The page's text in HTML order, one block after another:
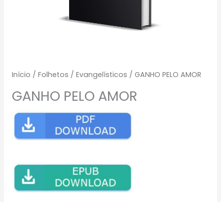
Início / Folhetos / Evangelísticos / GANHO PELO AMOR
GANHO PELO AMOR